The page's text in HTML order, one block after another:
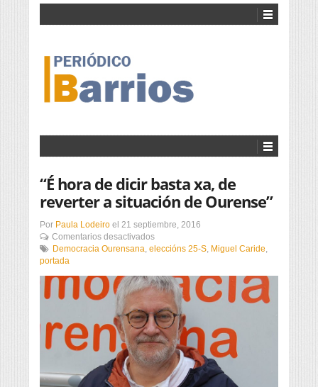
“É hora de dicir basta xa, de
reverter a situación de Ourense”
Por Paula Lodeiro el 21 septiembre, 2016
Comentarios desactivadosen
“É
dicir
basta
xa,
de
reverter
a
situación
de
Ourense”
Democracia Ourensana, eleccións 25-S, Miguel Caride,
portada